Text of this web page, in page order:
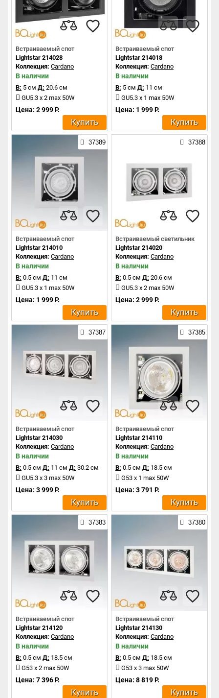
Встраиваемый спот
Lightstar 214028
Коллекция: Cardano
В наличии
В: 5 см Д: 20.6 см
GU5.3 x 2 max 50W
Цена: 2 999 Р.
Купить
Встраиваемый спот
Lightstar 214018
Коллекция: Cardano
В наличии
В: 5 см Д: 11 см
GU5.3 x 1 max 50W
Цена: 1 999 Р.
Купить
37389
Встраиваемый спот
Lightstar 214010
Коллекция: Cardano
В наличии
В: 0.5 см Д: 11 см
GU5.3 x 1 max 50W
Цена: 1 999 Р.
Купить
37388
Встраиваемый светильник
Lightstar 214020
Коллекция: Cardano
В наличии
В: 0.5 см Д: 20.6 см
GU5.3 x 2 max 50W
Цена: 2 999 Р.
Купить
37387
Встраиваемый спот
Lightstar 214030
Коллекция: Cardano
В наличии
В: 0.5 см Д: 11 см Д: 30.2 см
GU5.3 x 3 max 50W
Цена: 3 999 Р.
Купить
37385
Встраиваемый спот
Lightstar 214110
Коллекция: Cardano
В наличии
В: 0.5 см Д: 18.5 см
G53 x 1 max 50W
Цена: 3 791 Р.
Купить
37383
Встраиваемый спот
Lightstar 214120
Коллекция: Cardano
В наличии
В: 0.5 см Д: 18.5 см
G53 x 2 max 50W
Цена: 7 396 Р.
Купить
37380
Встраиваемый спот
Lightstar 214130
Коллекция: Cardano
В наличии
В: 0.5 см Д: 18.5 см
G53 x 3 max 50W
Цена: 8 819 Р.
Купить